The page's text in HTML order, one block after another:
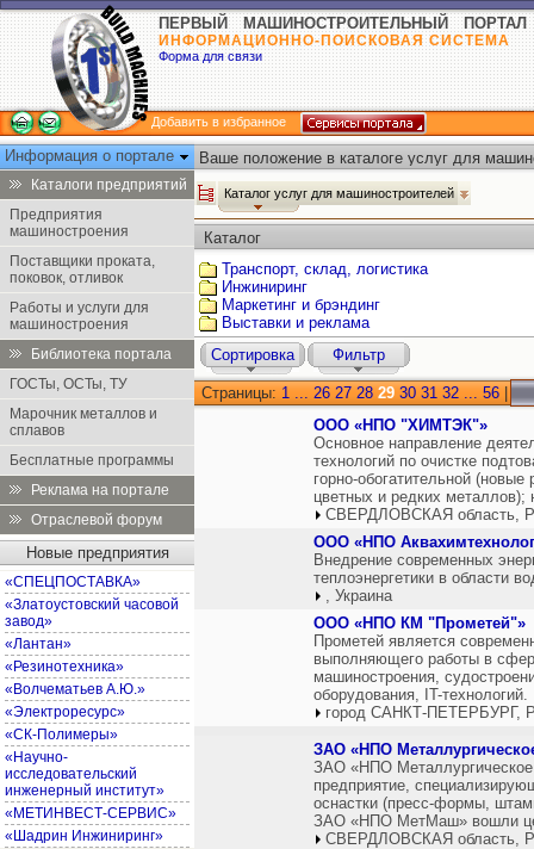
ПЕРВЫЙ МАШИНОСТРОИТЕЛЬНЫЙ ПОРТАЛ
ИНФОРМАЦИОННО-ПОИСКОВАЯ СИСТЕМА
Форма для связи
Добавить в избранное
Информация о портале
Каталоги предприятий
Предприятия
машиностроения
Поставщики проката,
поковок, отливок
Работы и услуги для
машиностроения
Библиотека портала
ГОСТы, ОСТы, ТУ
Марочник металлов и
сплавов
Бесплатные программы
Реклама на портале
Отраслевой форум
Новые предприятия
«СПЕЦПОСТАВКА»
«Златоустовский часовой
завод»
«Лантан»
«Резинотехника»
«Волчематьев А.Ю.»
«Электроресурс»
«СК-Полимеры»
«Научно-
исследовательский
инженерный институт»
«МЕТИНВЕСТ-СЕРВИС»
«Шадрин Инжиниринг»
Ваше положение в каталоге услуг для
Каталог услуг для машиностроителей
Каталог
Транспорт, склад, логистика
Инжиниринг
Маркетинг и брэндинг
Выставки и реклама
Сортировка
Фильтр
Страницы: 1 ... 26 27 28 29 30 31 32 ... 56
ООО «НПО "ХИМТЭК"»
Основное направление
технологий по очистке
горно-обогатительной
цветных и редких
СВЕРДЛОВСКАЯ область,
ООО «НПО
Внедрение современных
теплоэнергетики в области
, Украина
ООО «НПО КМ "Прометей"»
Прометей является
выполняющего работы в
машиностроения,
оборудования, IT-технологий.
город САНКТ-ПЕТЕРБУРГ,
ЗАО «НПО
ЗАО «НПО Металлургическое
предприятие,
оснастки (пресс-формы,
ЗАО «НПО МетМаш» вошли
СВЕРДЛОВСКАЯ область,